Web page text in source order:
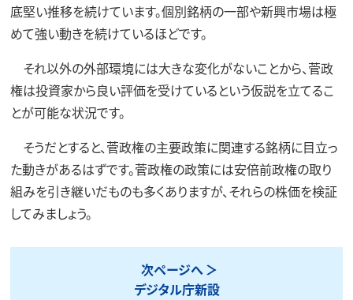
底堅い推移を続けています。個別銘柄の一部や新興市場は極
めて強い動きを続けているほどです。
それ以外の外部環境には大きな変化がないことから、菅政
権は投資家から良い評価を受けているという仮説を立てるこ
とが可能な状況です。
そうだとすると、菅政権の主要政策に関連する銘柄に目立っ
た動きがあるはずです。菅政権の政策には安倍前政権の取り
組みを引き継いだものも多くありますが、それらの株価を検証
してみましょう。
次ページへ
デジタル庁新設